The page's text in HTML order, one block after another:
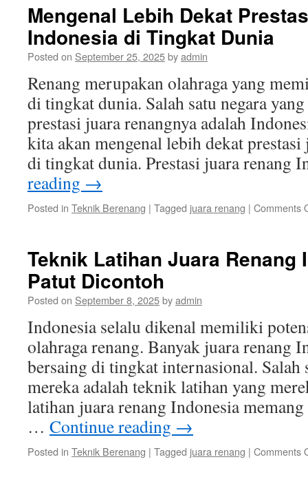
Mengenal Lebih Dekat
Indonesia di Tingkat Dunia
Posted on September 25, 2025byadmin
Renang merupakan olahraga yang
di tingkat dunia. Salah satu negara
prestasi juara renangnya adalah
kita akan mengenal lebih dekat
di tingkat dunia. Prestasi juara renang
reading →
Posted in Teknik Berenang | Tagged juara renang | Comments
Teknik Latihan Juara Renang
Patut Dicontoh
Posted on September 8, 2025byadmin
Indonesia selalu dikenal memiliki
olahraga renang. Banyak juara renang
bersaing di tingkat internasional. Salah
mereka adalah teknik latihan yang
latihan juara renang Indonesia
… Continue reading →
Posted in Teknik Berenang | Tagged juara renang | Comments